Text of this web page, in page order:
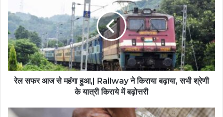
रेल सफर आज से महंगा हुआ,| Railway ने किराया बढ़ाया, सभी श्रेणी
के यात्री किराये में बढ़ोत्तरी